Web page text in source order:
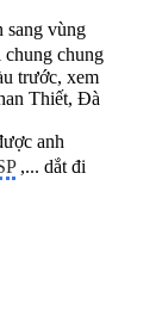
sang vùng
chung
trước, xem
Thiết, Đà
anh
,... dắt đi